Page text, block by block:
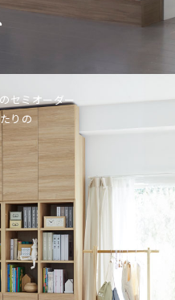
セミオーダー
りの
セミオーダー
りの
セミオーダー
りの